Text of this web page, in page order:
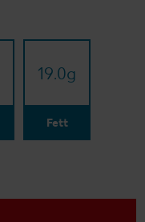
19.0g
Fett